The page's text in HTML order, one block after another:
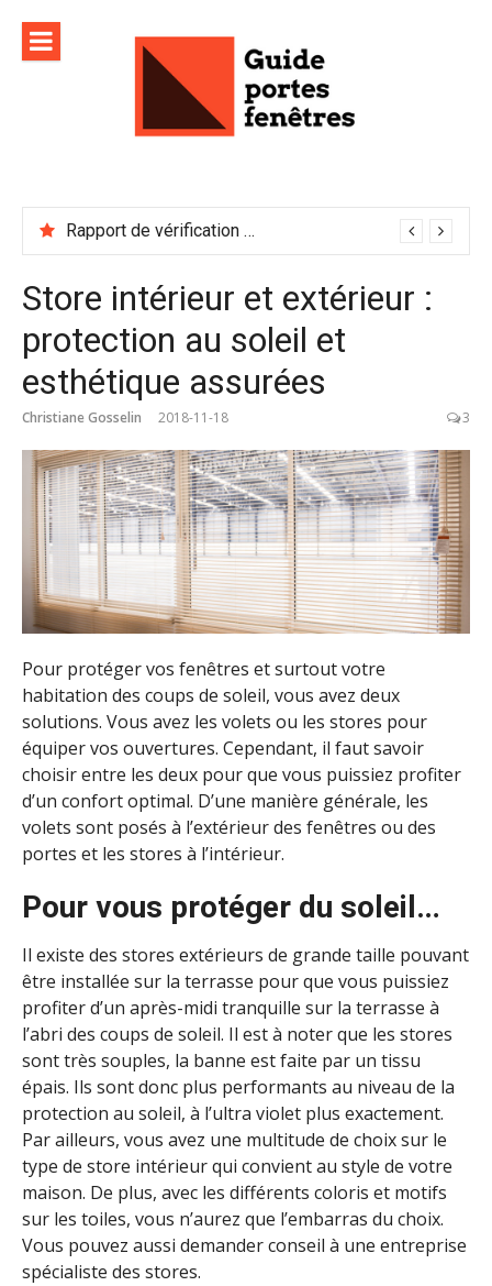
contenu
Rapport de vérification sécurité : à conserver précieusement
Store intérieur et extérieur :
protection au soleil et
esthétique assurées
Christiane Gosselin 2018-11-18 3
Pour protéger vos fenêtres et surtout votre
habitation des coups de soleil, vous avez deux
solutions. Vous avez les volets ou les stores pour
équiper vos ouvertures. Cependant, il faut savoir
choisir entre les deux pour que vous puissiez profiter
d’un confort optimal. D’une manière générale, les
volets sont posés à l’extérieur des fenêtres ou des
portes et les stores à l’intérieur.
Pour vous protéger du soleil…
Il existe des stores extérieurs de grande taille pouvant
être installée sur la terrasse pour que vous puissiez
profiter d’un après-midi tranquille sur la terrasse à
l’abri des coups de soleil. Il est à noter que les stores
sont très souples, la banne est faite par un tissu
épais. Ils sont donc plus performants au niveau de la
protection au soleil, à l’ultra violet plus exactement.
Par ailleurs, vous avez une multitude de choix sur le
type de store intérieur qui convient au style de votre
maison. De plus, avec les différents coloris et motifs
sur les toiles, vous n’aurez que l’embarras du choix.
Vous pouvez aussi demander conseil à une entreprise
spécialiste des stores.